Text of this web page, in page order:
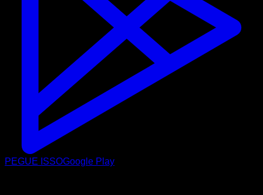
PEGUE ISSOGoogle Play